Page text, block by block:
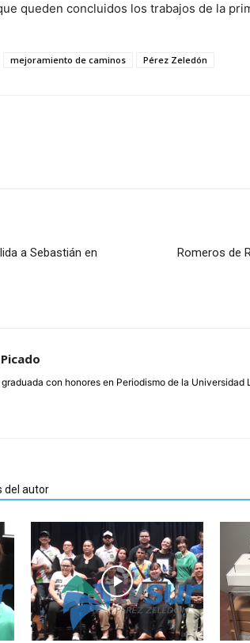
queden concluidos los trabajos de la
mejoramiento de caminos Pérez Zeledón
a Sebastián en
Romeros de
con honores en Periodismo de la Universidad
del autor